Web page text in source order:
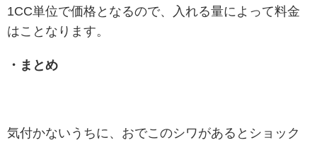
1CC単位で価格となるので、入れる量によって料金
はことなります。
・まとめ
気付かないうちに、おでこのシワがあるとショック